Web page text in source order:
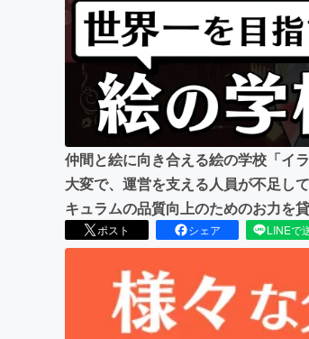
仲間と絵に向き合える絵の学校「イ
大変で、運営を支える人員が不足し
キュラムの品質向上のためのお力を
ポスト シェア LINEで